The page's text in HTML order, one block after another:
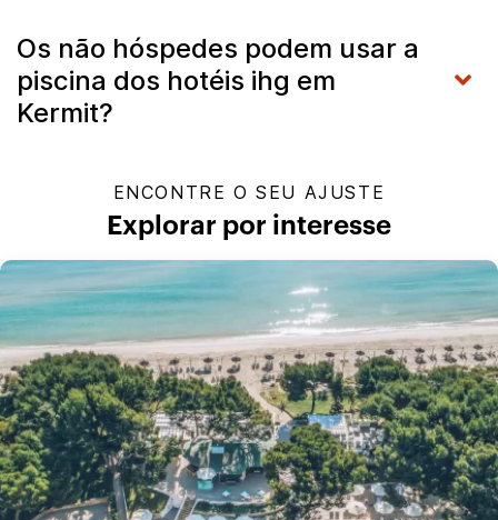
Os não hóspedes podem usar a
piscina dos hotéis ihg em
Kermit?
ENCONTRE O SEU AJUSTE
Explorar por interesse